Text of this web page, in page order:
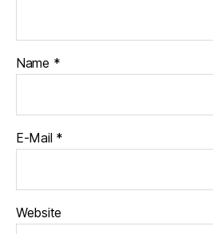
Name *
E-Mail *
Website